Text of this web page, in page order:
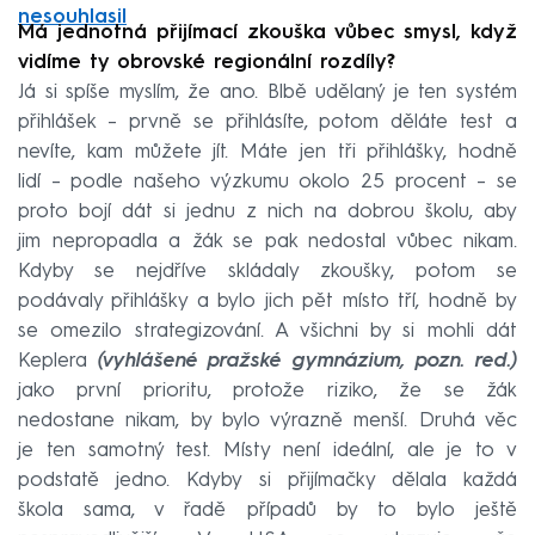
nesouhlasil
Má jednotná přijímací zkouška vůbec smysl, když
vidíme ty obrovské regionální rozdíly?
Já si spíše myslím, že ano. Blbě udělaný je ten systém
přihlášek – prvně se přihlásíte, potom děláte test a
nevíte, kam můžete jít. Máte jen tři přihlášky, hodně
lidí – podle našeho výzkumu okolo 25 procent – se
proto bojí dát si jednu z nich na dobrou školu, aby
jim nepropadla a žák se pak nedostal vůbec nikam.
Kdyby se nejdříve skládaly zkoušky, potom se
podávaly přihlášky a bylo jich pět místo tří, hodně by
se omezilo strategizování. A všichni by si mohli dát
Keplera (vyhlášené pražské gymnázium, pozn. red.)
jako první prioritu, protože riziko, že se žák
nedostane nikam, by bylo výrazně menší. Druhá věc
je ten samotný test. Místy není ideální, ale je to v
podstatě jedno. Kdyby si přijímačky dělala každá
škola sama, v řadě případů by to bylo ještě